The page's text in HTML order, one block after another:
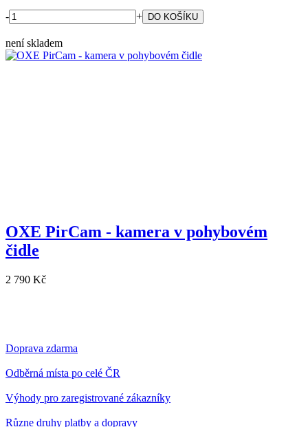
- +
není skladem
OXE PirCam - kamera v pohybovém
čidle
2 790 Kč
Doprava zdarma
Odběrná místa po celé ČR
Výhody pro zaregistrované zákazníky
Různe druhy platby a dopravy